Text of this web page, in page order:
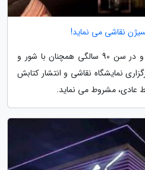
نقاشی می نماید!
حسین محجوبی که این روزها و در سن 90 سالگی همچنان با شور و
نمایشگاه نقاشی و انتشار کتابش
عادی، مشروط می نماید.